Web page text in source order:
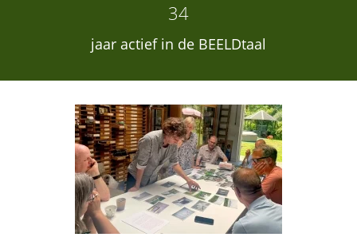
34
jaar actief in de BEELDtaal